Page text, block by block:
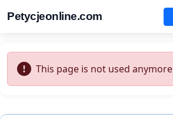
Petycjeonline.com
This page is not used anymore